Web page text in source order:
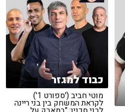
כבוד למגזר
מוטי חביב ('ספורט 1')
לקראת המשחק בין בני ריינה